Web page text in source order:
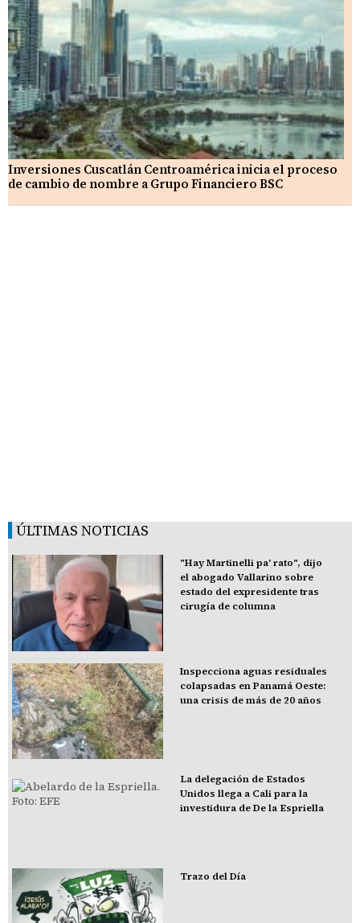
Inversiones Cuscatlán Centroamérica inicia el proceso
de cambio de nombre a Grupo Financiero BSC
ÚLTIMAS NOTICIAS
"Hay Martinelli pa' rato", dijo
el abogado Vallarino sobre
estado del expresidente tras
cirugía de columna
Inspecciona aguas residuales
colapsadas en Panamá Oeste:
una crisis de más de 20 años
La delegación de Estados
Unidos llega a Cali para la
investidura de De la Espriella
Trazo del Día